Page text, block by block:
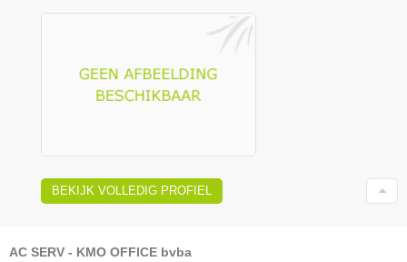
BEKIJK VOLLEDIG PROFIEL
AC SERV - KMO OFFICE bvba